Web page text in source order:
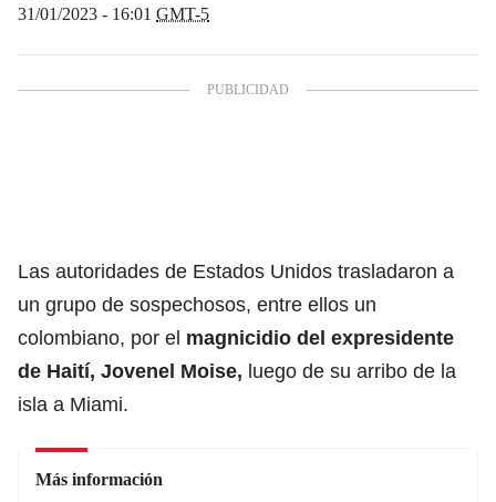
31/01/2023 - 16:01 GMT-5
Las autoridades de Estados Unidos trasladaron a
un grupo de sospechosos, entre ellos un
colombiano, por el magnicidio del expresidente
de Haití, Jovenel Moise, luego de su arribo de la
isla a Miami.
Más información